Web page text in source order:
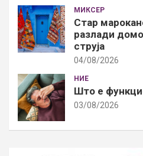
МИКСЕР
Стар
разлади
струја
04/08/2026
НИЕ
Што е
03/08/2026